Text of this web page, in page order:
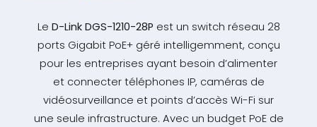
Le D-Link DGS-1210-28P est un switch réseau 28
ports Gigabit PoE+ géré intelligemment, conçu
pour les entreprises ayant besoin d’alimenter
et connecter téléphones IP, caméras de
vidéosurveillance et points d’accès Wi-Fi sur
une seule infrastructure. Avec un budget PoE de